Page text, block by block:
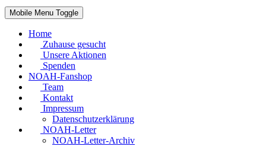
Mobile Menu Toggle
Home
Zuhause gesucht
Unsere Aktionen
Spenden
NOAH-Fanshop
Team
Kontakt
Impressum
Datenschutzerklärung
NOAH-Letter
NOAH-Letter-Archiv